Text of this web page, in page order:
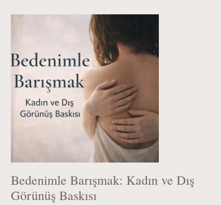
Bedenimle Barışmak: Kadın ve Dış
Görünüş Baskısı